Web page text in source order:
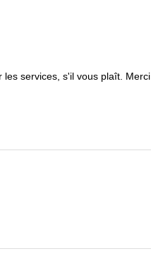
les services, s'il vous plaît. Merci